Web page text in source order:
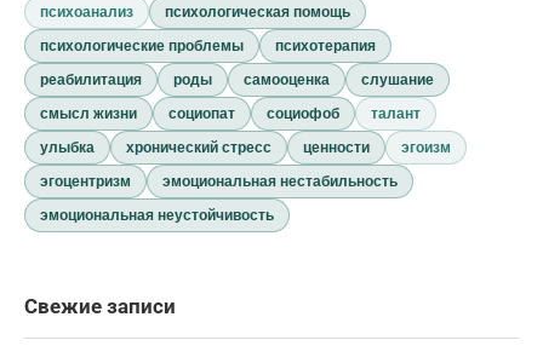
психоанализ
психологическая помощь
психологические проблемы
психотерапия
реабилитация
роды самооценка
слушание
смысл жизни
социопат социофоб
талант
улыбка
хронический стресс ценности
эгоизм
эгоцентризм
эмоциональная нестабильность
эмоциональная неустойчивость
Свежие записи